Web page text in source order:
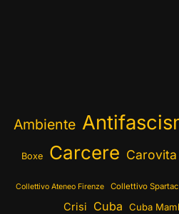
Ambiente
Boxe Carcere Carovita
Collettivo Ateneo Firenze Collettivo
Crisi Cuba Cuba